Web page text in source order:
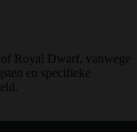
Royal Dwarf, vanwege
en specifieke